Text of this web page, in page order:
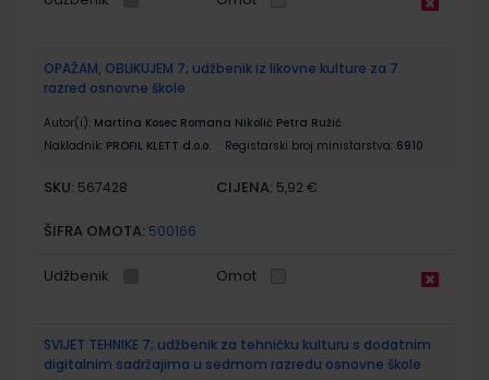
OPAŽAM, OBLIKUJEM 7; udžbenik iz likovne kulture za 7.
razred osnovne škole
Autor(i): Martina Kosec Romana Nikolić Petra Ružić
Nakladnik: PROFIL KLETT d.o.o. Registarski broj ministarstva: 6910
SKU: 567428 CIJENA: 5,92 €
ŠIFRA OMOTA: 500166
Udžbenik Omot
SVIJET TEHNIKE 7; udžbenik za tehničku kulturu s dodatnim
digitalnim sadržajima u sedmom razredu osnovne škole